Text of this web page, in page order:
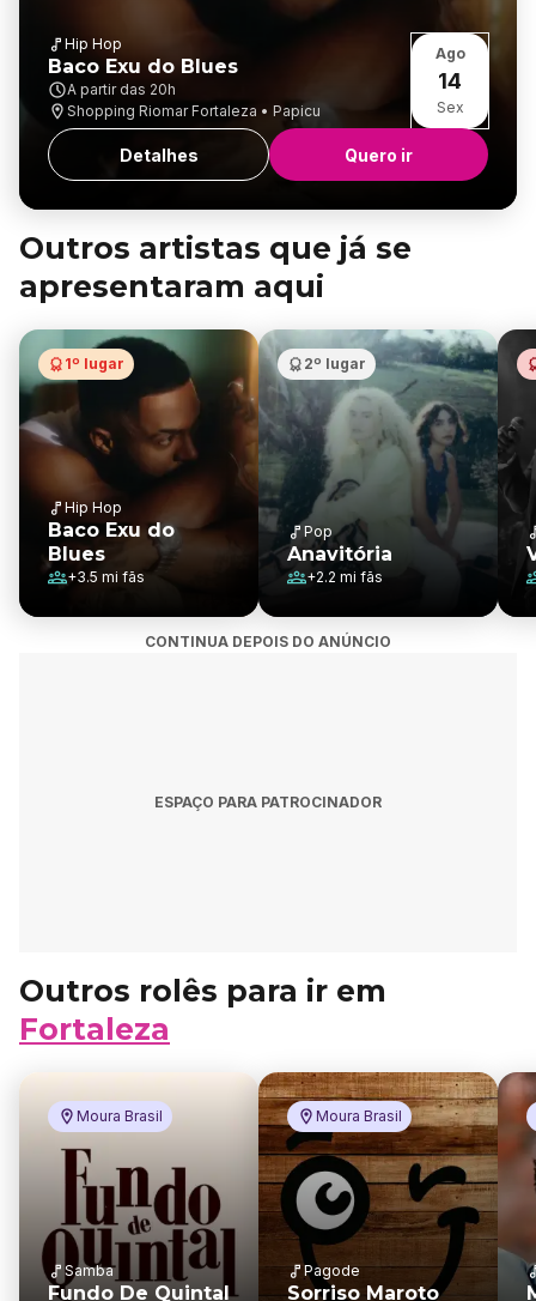
Hip Hop
Baco Exu do Blues
A partir das 20h
Shopping Riomar Fortaleza • Papicu
Ago
14
Sex
Detalhes Quero ir
Outros artistas que já se
apresentaram aqui
1º lugar
Hip Hop
Baco Exu do
Blues
+3.5 mi fãs
2º lugar
Pop
Anavitória
+2.2 mi fãs
CONTINUA DEPOIS DO ANÚNCIO
ESPAÇO PARA PATROCINADOR
Outros rolês para ir em
Fortaleza
Moura Brasil
Samba
Fundo De Quintal
Moura Brasil
Pagode
Sorriso Maroto